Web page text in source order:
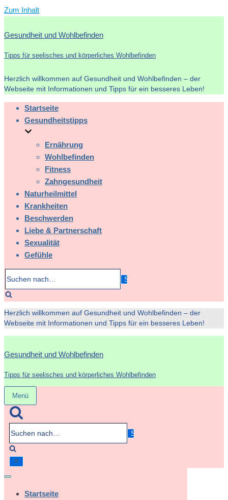
Zum Inhalt
Gesundheit und Wohlbefinden
Tipps für seelisches und körperliches Wohlbefinden
Herzlich willkommen auf Gesundheit und Wohlbefinden – der
Webseite mit Informationen und Tipps für ein besseres Leben!
Startseite
Gesundheitstipps
Ernährung
Wohlbefinden
Fitness
Zahngesundheit
Naturheilmittel
Krankheiten
Beschwerden
Liebe & Partnerschaft
Sexualität
Gefühle
Herzlich willkommen auf Gesundheit und Wohlbefinden – der
Webseite mit Informationen und Tipps für ein besseres Leben!
Gesundheit und Wohlbefinden
Tipps für seelisches und körperliches Wohlbefinden
Menü
Navigation
umschalten
Navigation
Startseite